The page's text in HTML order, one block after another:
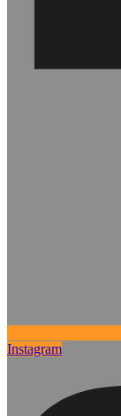
Instagram